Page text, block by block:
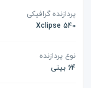
پردازنده گرافیکی
Xclipse 540
نوع پردازنده
64 بیتی